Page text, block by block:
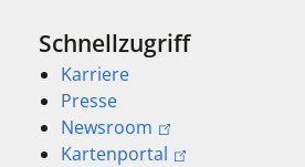
Schnellzugriff
Karriere
Presse
Newsroom
Kartenportal